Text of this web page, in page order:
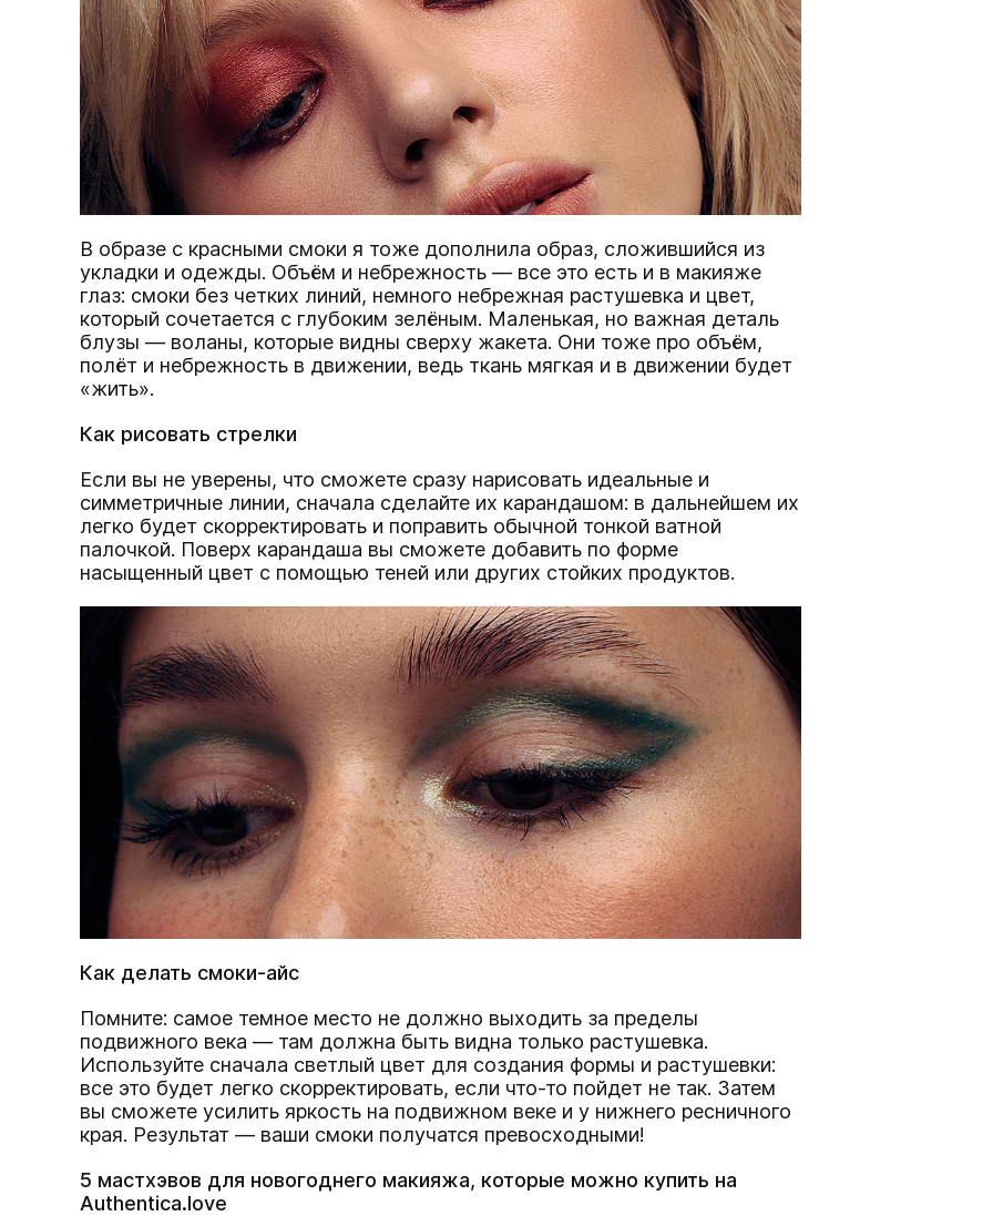
В образе с красными смоки я тоже дополнила образ, сложившийся из
укладки и одежды. Объём и небрежность — все это есть и в макияже
глаз: смоки без четких линий, немного небрежная растушевка и цвет,
который сочетается с глубоким зелёным. Маленькая, но важная деталь
блузы — воланы, которые видны сверху жакета. Они тоже про объём,
полёт и небрежность в движении, ведь ткань мягкая и в движении будет
«жить».
Как рисовать стрелки
Если вы не уверены, что сможете сразу нарисовать идеальные и
симметричные линии, сначала сделайте их карандашом: в дальнейшем их
легко будет скорректировать и поправить обычной тонкой ватной
палочкой. Поверх карандаша вы сможете добавить по форме
насыщенный цвет с помощью теней или других стойких продуктов.
Как делать смоки-айс
Помните: самое темное место не должно выходить за пределы
подвижного века — там должна быть видна только растушевка.
Используйте сначала светлый цвет для создания формы и растушевки:
все это будет легко скорректировать, если что-то пойдет не так. Затем
вы сможете усилить яркость на подвижном веке и у нижнего ресничного
края. Результат — ваши смоки получатся превосходными!
5 мастхэвов для новогоднего макияжа, которые можно купить на
Authentica.love